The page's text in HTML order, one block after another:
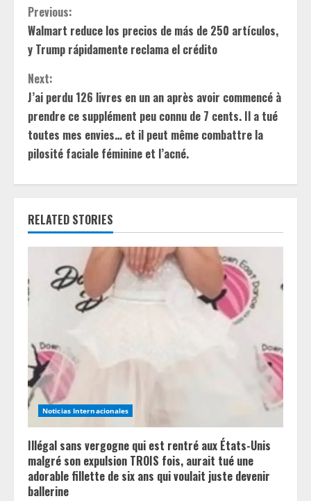
C
o
n
t
i
n
u
e
R
e
a
d
i
n
g
Previous:
Walmart reduce los precios de más de 250 artículos,
y Trump rápidamente reclama el crédito
Next:
J’ai perdu 126 livres en un an après avoir commencé à
prendre ce supplément peu connu de 7 cents. Il a tué
toutes mes envies… et il peut même combattre la
pilosité faciale féminine et l’acné.
RELATED STORIES
Noticias Internacionales
Illégal sans vergogne qui est rentré aux États-Unis
malgré son expulsion TROIS fois, aurait tué une
adorable fillette de six ans qui voulait juste devenir
ballerine